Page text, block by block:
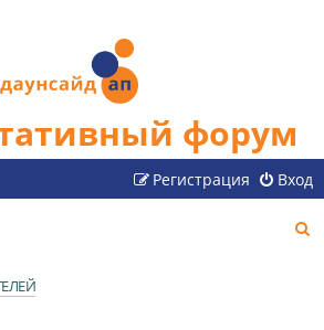
форум
Вход
Регистрация